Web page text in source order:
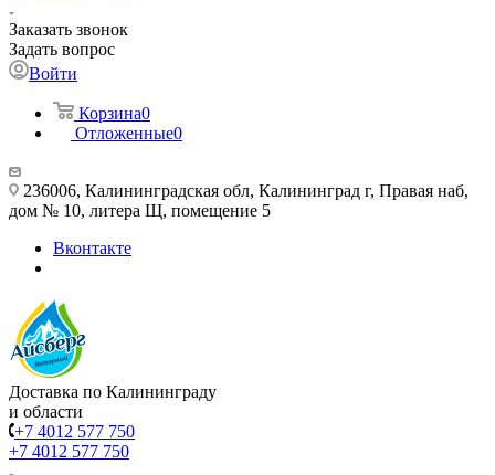
Заказать звонок
Задать вопрос
Войти
Корзина0
Отложенные0
236006, Калининградская обл, Калининград г, Правая наб,
дом № 10, литера Щ, помещение 5
Вконтакте
Доставка по Калининграду
и области
+7 4012 577 750
+7 4012 577 750